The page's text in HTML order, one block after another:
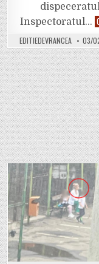
Inspectoratul…
EDITIEDEVRANCEA 03/
Posted
in